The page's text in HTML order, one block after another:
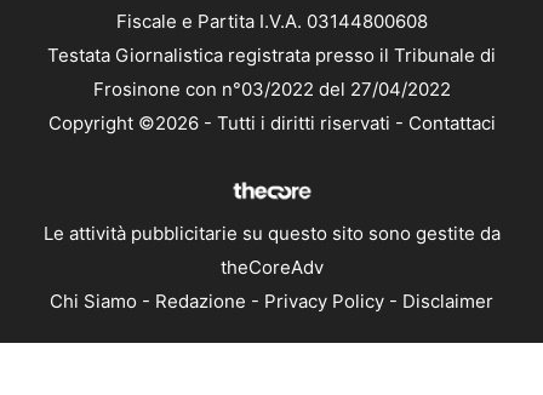
Fiscale e Partita I.V.A. 03144800608
Testata Giornalistica registrata presso il Tribunale di
Frosinone con n°03/2022 del 27/04/2022
Copyright ©2026 - Tutti i diritti riservati - Contattaci
Le attività pubblicitarie su questo sito sono gestite da
theCoreAdv
Chi Siamo - Redazione - Privacy Policy - Disclaimer